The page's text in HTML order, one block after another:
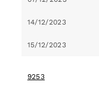
14/12/2023
15/12/2023
9253